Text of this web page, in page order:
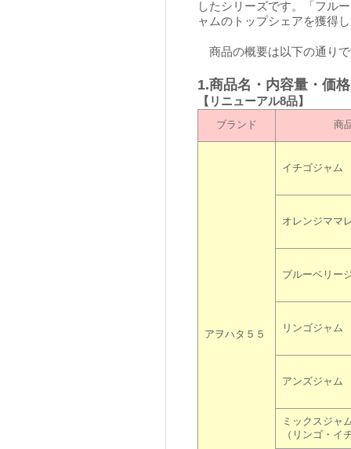
したシリーズです。「フル
ャムのトップシェアを獲得
商品の概要は以下の通り
1.商品名・内容量・価
【リニューアル8品】
ブランド 商
アヲハタ５５
イチゴジャム
オレンジママ
ブルーベリー
リンゴジャム
アンズジャム
ミックスジャ
（リンゴ・イ